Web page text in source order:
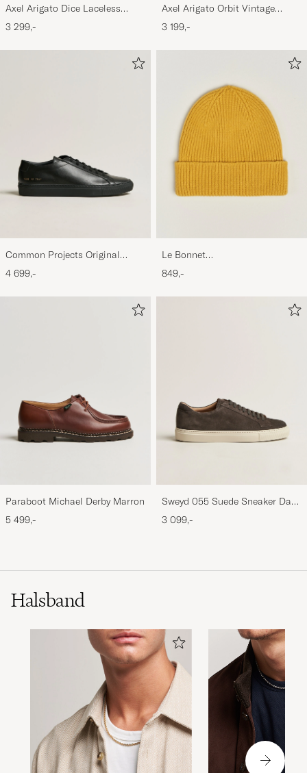
Axel Arigato Dice Laceless
Suede Sneaker Black
3 299,-
Axel Arigato Orbit Vintage
Sneaker Black
3 199,-
Common Projects Original
Achilles Sneaker Black
4 699,-
Le Bonnet
Lambswool/Caregora Beanie
Mustard
849,-
Paraboot Michael Derby Marron
5 499,-
Sweyd 055 Suede Sneaker Dark
Grey
3 099,-
Halsband